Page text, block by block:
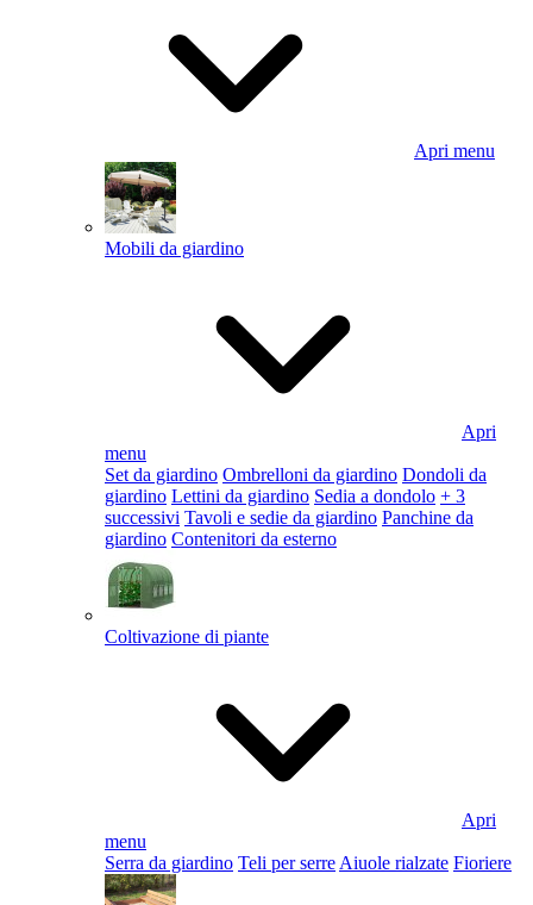
Apri menu
Mobili da giardino
Apri
menu
Set da giardino Ombrelloni da giardino Dondoli da
giardino Lettini da giardino Sedia a dondolo + 3
successivi Tavoli e sedie da giardino Panchine da
giardino Contenitori da esterno
Coltivazione di piante
Apri
menu
Serra da giardino Teli per serre Aiuole rialzate Fioriere